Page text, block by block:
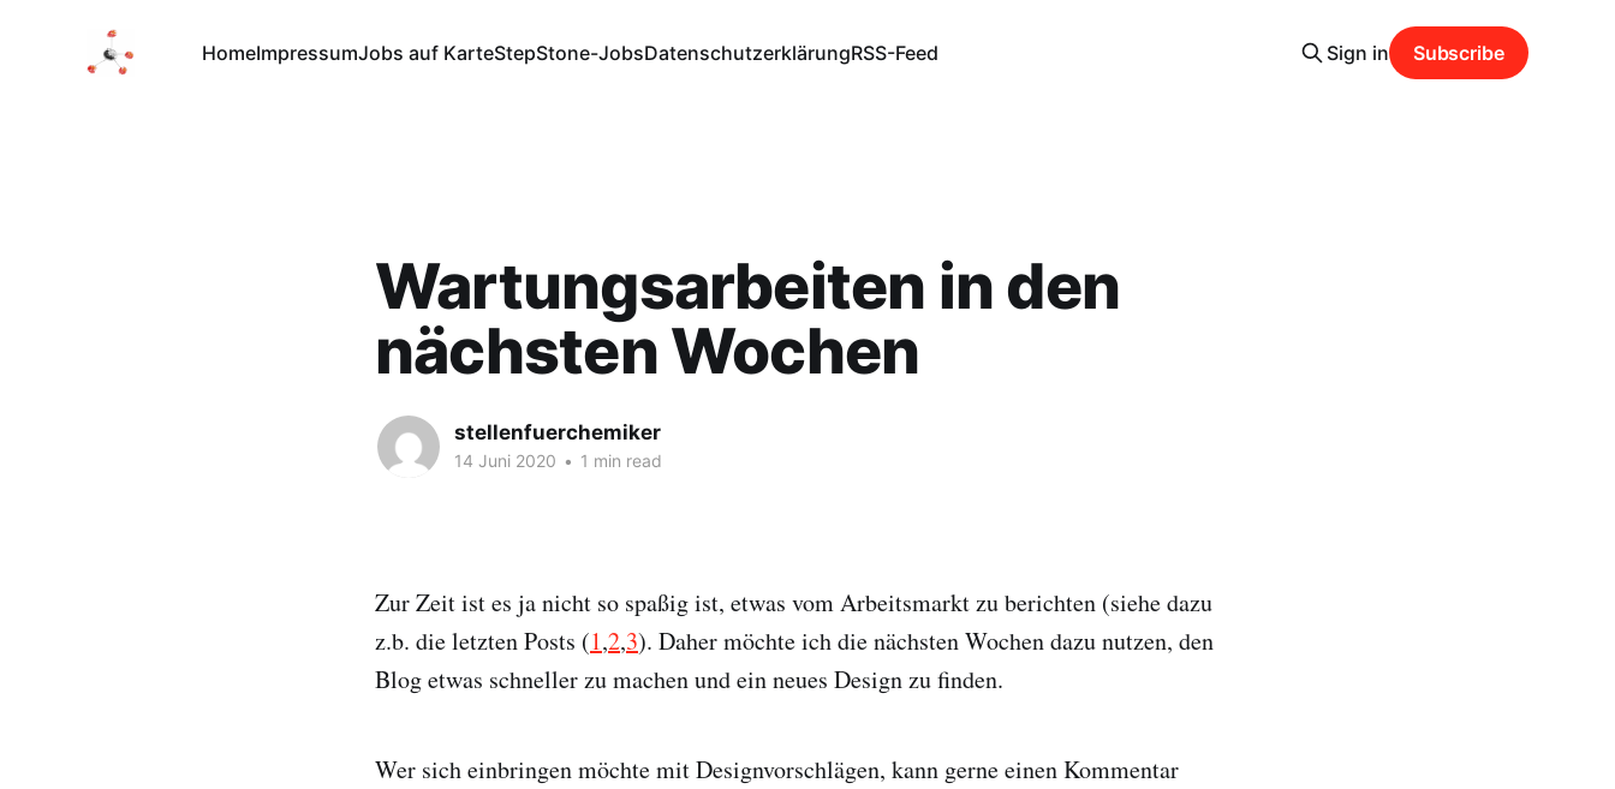
HomeImpressumJobs auf KarteStepStone-JobsDatenschutzerklärungRSS-Feed Sign in Subscribe
Wartungsarbeiten in den
nächsten Wochen
stellenfuerchemiker
14 Juni 2020 • 1 min read
Zur Zeit ist es ja nicht so spaßig ist, etwas vom Arbeitsmarkt zu berichten (siehe dazu
z.b. die letzten Posts (1,2,3). Daher möchte ich die nächsten Wochen dazu nutzen, den
Blog etwas schneller zu machen und ein neues Design zu finden.
Wer sich einbringen möchte mit Designvorschlägen, kann gerne einen Kommentar